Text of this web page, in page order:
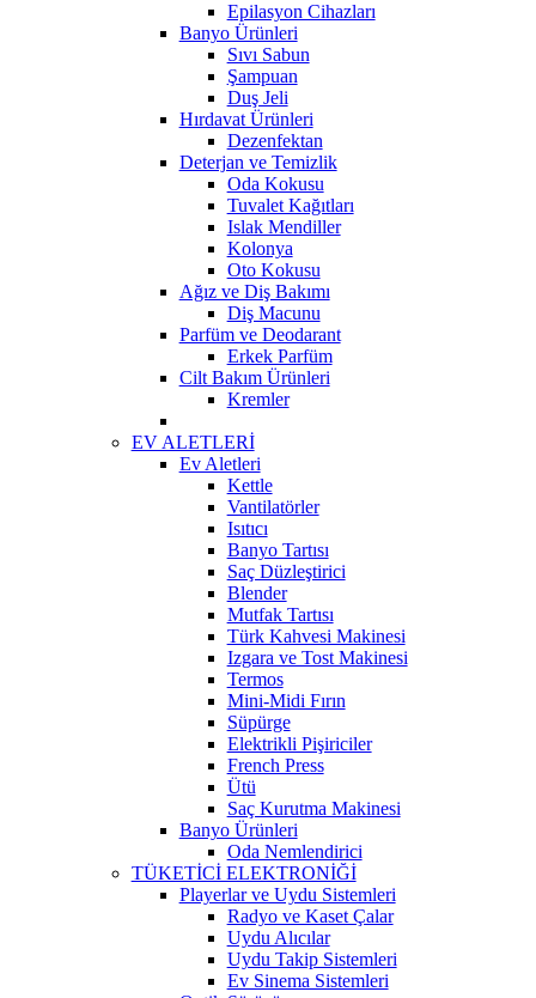
Epilasyon Cihazları
Banyo Ürünleri
Sıvı Sabun
Şampuan
Duş Jeli
Hırdavat Ürünleri
Dezenfektan
Deterjan ve Temizlik
Oda Kokusu
Tuvalet Kağıtları
Islak Mendiller
Kolonya
Oto Kokusu
Ağız ve Diş Bakımı
Diş Macunu
Parfüm ve Deodarant
Erkek Parfüm
Cilt Bakım Ürünleri
Kremler
EV ALETLERİ
Ev Aletleri
Kettle
Vantilatörler
Isıtıcı
Banyo Tartısı
Saç Düzleştirici
Blender
Mutfak Tartısı
Türk Kahvesi Makinesi
Izgara ve Tost Makinesi
Termos
Mini-Midi Fırın
Süpürge
Elektrikli Pişiriciler
French Press
Ütü
Saç Kurutma Makinesi
Banyo Ürünleri
Oda Nemlendirici
TÜKETİCİ ELEKTRONİĞİ
Playerlar ve Uydu Sistemleri
Radyo ve Kaset Çalar
Uydu Alıcılar
Uydu Takip Sistemleri
Ev Sinema Sistemleri